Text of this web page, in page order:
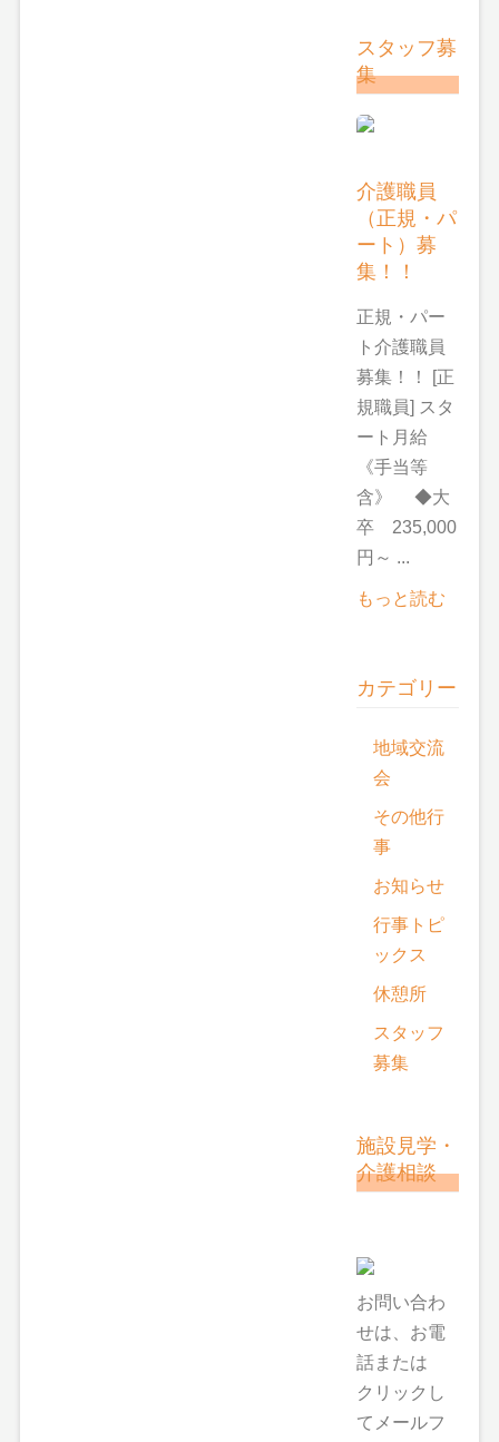
スタッフ募
集
介護職員
（正規・パ
ート）募
集！！
正規・パー
ト介護職員
募集！！ [正
規職員] スタ
ート月給
《手当等
含》 ◆大
卒 235,000
円～ ...
もっと読む
カテゴリー
地域交流
会
その他行
事
お知らせ
行事トピ
ックス
休憩所
スタッフ
募集
施設見学・
介護相談
お問い合わ
せは、お電
話または
クリックし
てメールフ